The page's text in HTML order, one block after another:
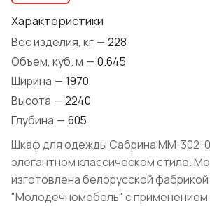
Характеристики
Вес изделия, кг — 228
Объем, куб. м — 0.645
Ширина — 1970
Высота — 2240
Глубина — 605
Шкаф для одежды Сабрина ММ-302-
элегантном классическом стиле.
изготовлена белорусской фабрикой
"Молодечномебель" с применением